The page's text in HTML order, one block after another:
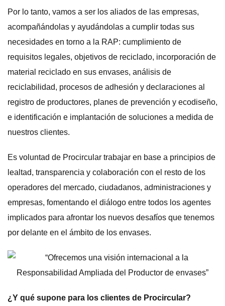
Por lo tanto, vamos a ser los aliados de las empresas,
acompañándolas y ayudándolas a cumplir todas sus
necesidades en torno a la RAP: cumplimiento de
requisitos legales, objetivos de reciclado, incorporación de
material reciclado en sus envases, análisis de
reciclabilidad, procesos de adhesión y declaraciones al
registro de productores, planes de prevención y ecodiseño,
e identificación e implantación de soluciones a medida de
nuestros clientes.
Es voluntad de Procircular trabajar en base a principios de
lealtad, transparencia y colaboración con el resto de los
operadores del mercado, ciudadanos, administraciones y
empresas, fomentando el diálogo entre todos los agentes
implicados para afrontar los nuevos desafíos que tenemos
por delante en el ámbito de los envases.
¿Y qué supone para los clientes de Procircular?